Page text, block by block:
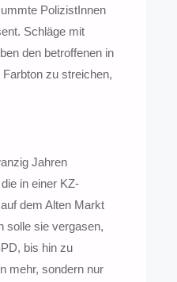
PolizistInnen
Schläge mit
den betroffenen in
zu streichen,
Jahren
in einer KZ-
dem Alten Markt
solle sie vergasen,
bis hin zu
mehr, sondern nur